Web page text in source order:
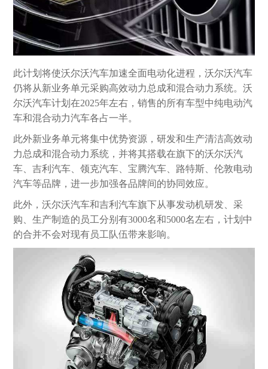
此计划将使沃尔沃汽车加速全面电动化进程，沃尔沃汽车
仍将从新业务单元采购高效动力总成和混合动力系统。沃
尔沃汽车计划在2025年左右，销售的所有车型中纯电动汽
车和混合动力汽车各占一半。
此外新业务单元将集中优势资源，研发和生产清洁高效动
力总成和混合动力系统，并将其搭载在旗下的沃尔沃汽
车、吉利汽车、领克汽车、宝腾汽车、路特斯、伦敦电动
汽车等品牌，进一步加强各品牌间的协同效应。
此外，沃尔沃汽车和吉利汽车旗下从事发动机研发、采
购、生产制造的员工分别有3000名和5000名左右，计划中
的合并不会对现有员工队伍带来影响。